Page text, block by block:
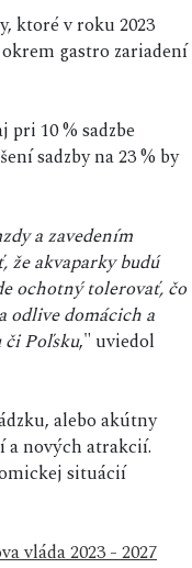
ktoré v roku 2023
gastro zariadení
pri 10 % sadzbe
sadzby na 23 % by
a zavedením
že akvaparky budú
ochotný tolerovať, čo
odlive domácich a
Poľsku," uviedol
alebo akútny
nových atrakcií.
situácií
vláda 2023 - 2027